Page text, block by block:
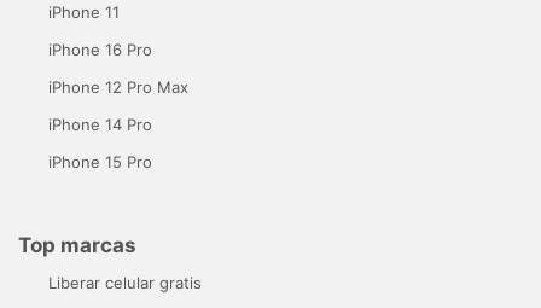
iPhone 11
iPhone 16 Pro
iPhone 12 Pro Max
iPhone 14 Pro
iPhone 15 Pro
Top marcas
Liberar celular gratis